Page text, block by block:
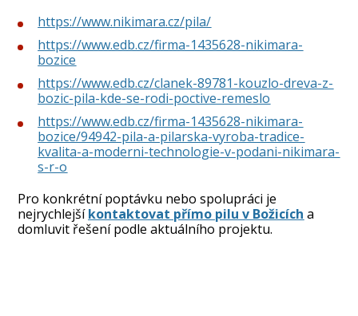
https://www.nikimara.cz/pila/
https://www.edb.cz/firma-1435628-nikimara-
bozice
https://www.edb.cz/clanek-89781-kouzlo-dreva-z-
bozic-pila-kde-se-rodi-poctive-remeslo
https://www.edb.cz/firma-1435628-nikimara-
bozice/94942-pila-a-pilarska-vyroba-tradice-
kvalita-a-moderni-technologie-v-podani-nikimara-
s-r-o
Pro konkrétní poptávku nebo spolupráci je
nejrychlejšíkontaktovat přímo pilu v Božicích a
domluvit řešení podle aktuálního projektu.